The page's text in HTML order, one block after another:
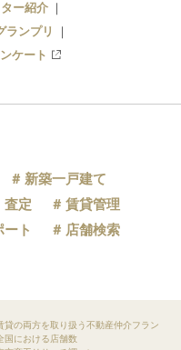
ー紹介
ランプリ
ケート
新築一戸建て
査定
賃貸管理
ト
店舗検索
の両方を取り扱う不動産仲介フラン
国における店舗数